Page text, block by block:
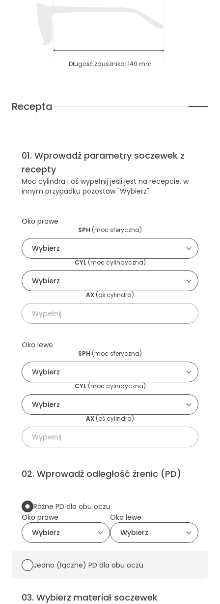
Długość zausznika: 140 mm
Recepta
01. Wprowadź parametry soczewek z
recepty
Moc cylindra i oś wypełnij jeśli jest na recepcie, w
innym przypadku pozostaw "Wybierz".
Oko prawe
SPH (moc sferyczna)
CYL(moc cylindyczna)
AX (oś cylindra)
Oko lewe
SPH (moc sferyczna)
CYL(moc cylindyczna)
AX (oś cylindra)
02. Wprowadź odległość źrenic (PD)
Różne PD dla obu oczu
Oko prawe
Oko lewe
Jedno (łączne) PD dla obu oczu
03. Wybierz materiał soczewek